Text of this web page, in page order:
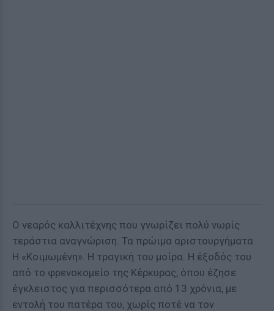
Ο νεαρός καλλιτέχνης που γνωρίζει πολύ νωρίς
τεράστια αναγνώριση. Τα πρώιμα αριστουργήματα.
Η «Κοιμωμένη». Η τραγική του μοίρα. Η έξοδός του
από το φρενοκομείο της Κέρκυρας, όπου έζησε
έγκλειστος για περισσότερα από 13 χρόνια, με
εντολή του πατέρα του, χωρίς ποτέ να τον